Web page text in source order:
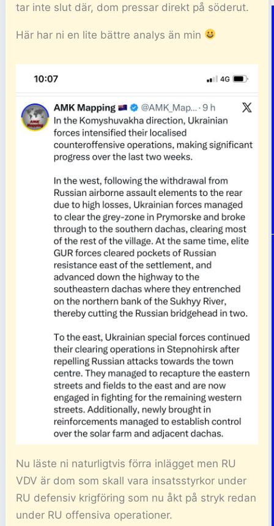
tar inte slut där, dom pressar direkt på söderut.
Här har ni en lite bättre analys än min
Nu läste ni naturligtvis förra inlägget men RU
VDV är dom som skall vara insatsstyrkor under
RU defensiv krigföring som nu åkt på stryk redan
under RU offensiva operationer.